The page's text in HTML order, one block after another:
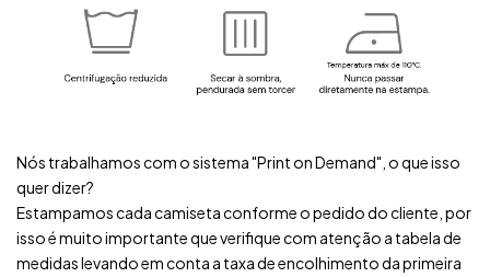
Nós trabalhamos com o sistema "Print on Demand", o que isso
quer dizer?
Estampamos cada camiseta conforme o pedido do cliente, por
isso é muito importante que verifique com atenção a tabela de
medidas levando em conta a taxa de encolhimento da primeira